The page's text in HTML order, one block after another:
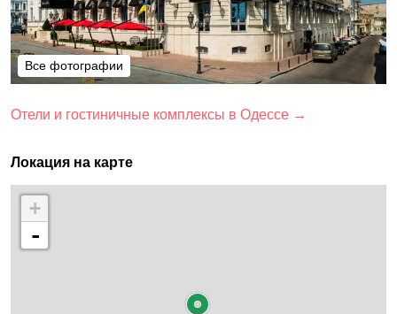
Все фотографии
Все фотографии
Отели и гостиничные комплексы в Одессе →
Локация на карте
+
-